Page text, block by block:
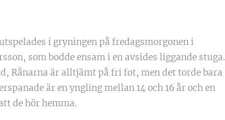
i gryningen på fredagsmorgonen i
som bodde ensam i en avsides liggande stuga.
Rånarna är alltjämt på fri fot, men det torde bara
är en yngling mellan 14 och 16 år och en
de hör hemma.